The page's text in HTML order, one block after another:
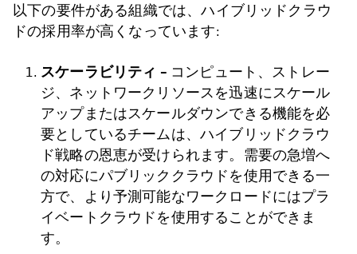
以下の要件がある組織では、ハイブリッドクラウ
ドの採用率が高くなっています:
スケーラビリティ – コンピュート、ストレー
ジ、ネットワークリソースを迅速にスケール
アップまたはスケールダウンできる機能を必
要としているチームは、ハイブリッドクラウ
ド戦略の恩恵が受けられます。需要の急増へ
の対応にパブリッククラウドを使用できる一
方で、より予測可能なワークロードにはプラ
イベートクラウドを使用することができま
す。